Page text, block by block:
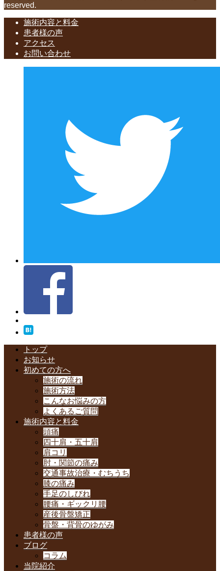
reserved.
施術内容と料金
患者様の声
アクセス
お問い合わせ
トップ
お知らせ
初めての方へ
施術の流れ
施術方法
こんなお悩みの方
よくあるご質問
施術内容と料金
頭痛
四十肩・五十肩
肩コリ
肘・関節の痛み
交通事故治療・むちうち
膝の痛み
手足のしびれ
腰痛・ギックリ腰
産後骨盤矯正
骨盤・背骨のゆがみ
患者様の声
ブログ
コラム
当院紹介